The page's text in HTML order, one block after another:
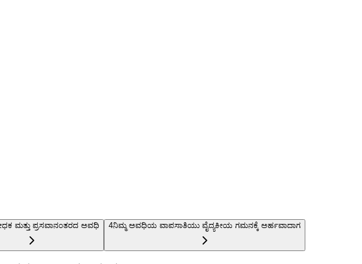
ಮತ್ತು ಪ್ರಸವಾನಂತರದ ಅವಧಿ 4ನಿಮ್ಮ ಅವಧಿಯ ವಾಪಸಾತಿಯು ವೈದ್ಯಕೀಯ ಗಮನಕ್ಕೆ ಅರ್ಹವಾದಾಗ